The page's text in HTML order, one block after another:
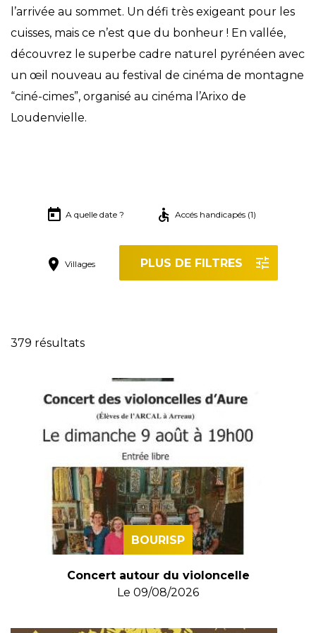
l’arrivée au sommet. Un défi très exigeant pour les
cuisses, mais ce n’est que du bonheur ! En vallée,
découvrez le superbe cadre naturel pyrénéen avec
un œil nouveau au festival de cinéma de montagne
“ciné-cimes”, organisé au cinéma l’Arixo de
Loudenvielle.
A quelle date ? Accés handicapés (1)
Villages PLUS DE FILTRES
379 résultats
BOURISP
Concert autour du violoncelle
Le 09/08/2026